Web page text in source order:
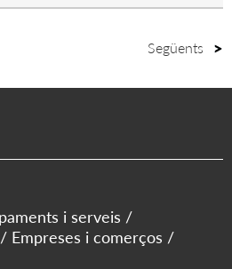
Següents
i serveis
Empreses i comerços